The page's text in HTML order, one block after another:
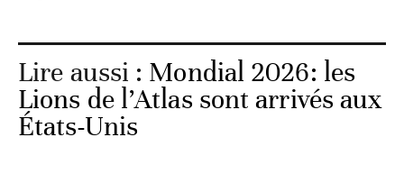
Lire aussi : Mondial 2026: les
Lions de l’Atlas sont arrivés aux
États-Unis